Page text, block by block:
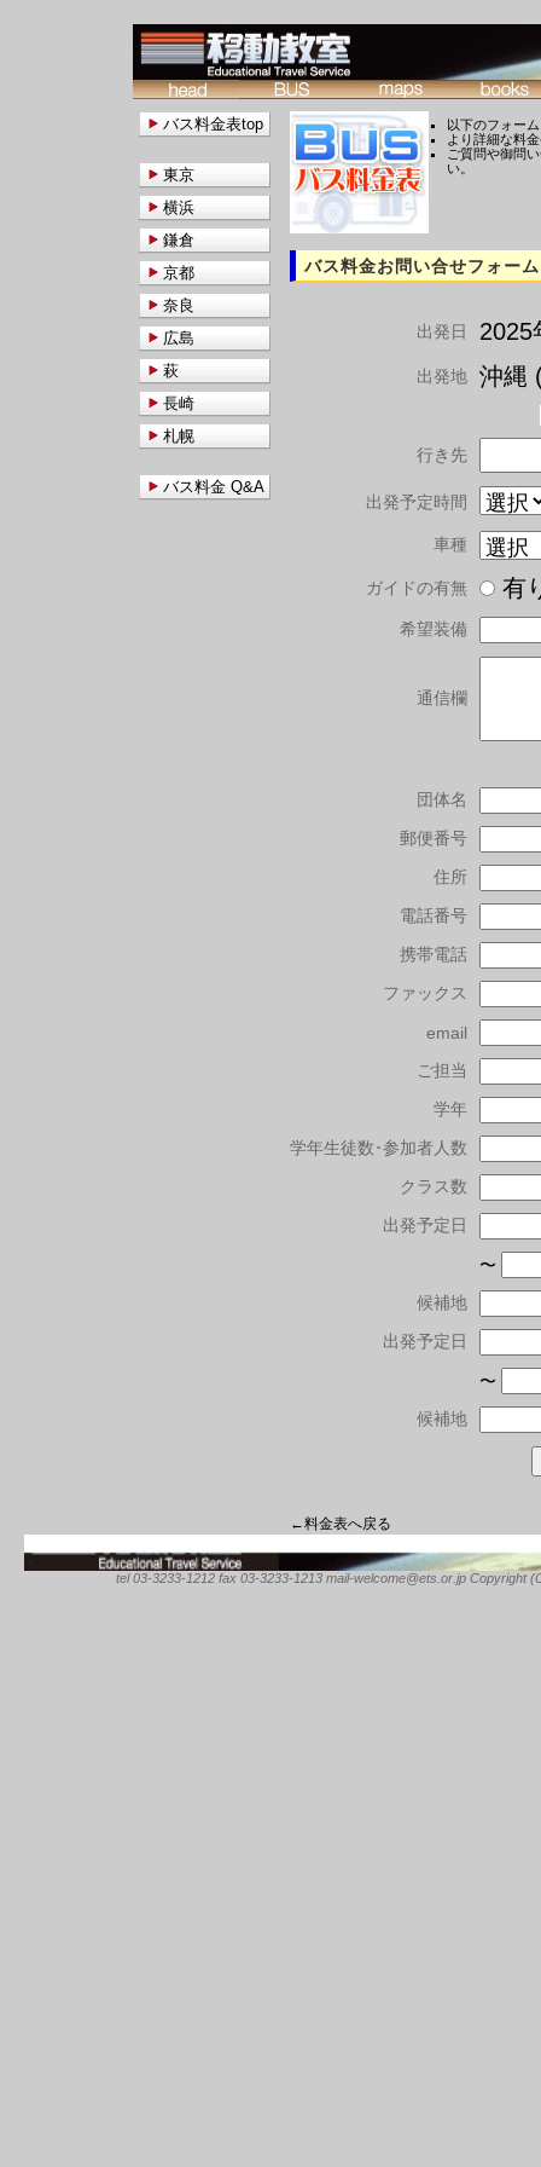
以下のフォー
より詳細な料
ご質問や御問
い。
バス料金お問い合せフォーム
出発日 2025
出発地 沖縄
行き先
出発予定時間
車種
ガイドの有無
希望装備
通信欄
団体名
郵便番号
住所
電話番号
携帯電話
ファックス
email
ご担当
学年
学年生徒数･参加者人数
クラス数
出発予定日
〜
候補地
出発予定日
〜
候補地
←料金表へ戻る
バス料金表top
東京
横浜
鎌倉
京都
奈良
広島
萩
長崎
札幌
バス料金 Q&A
tel 03-3233-1212 fax 03-3233-1213 mail-welcome@ets.or.jp Copyright